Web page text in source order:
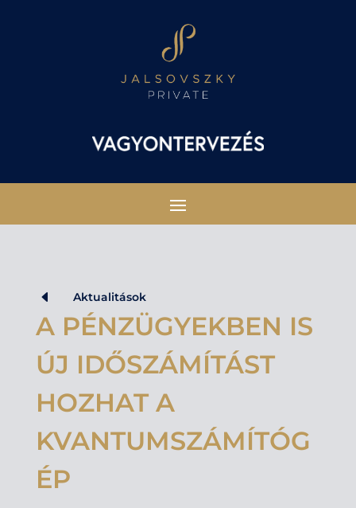
D Aktualitások
A PÉNZÜGYEKBEN IS
ÚJ IDŐSZÁMÍTÁST
HOZHAT A
KVANTUMSZÁMÍTÓG
ÉP